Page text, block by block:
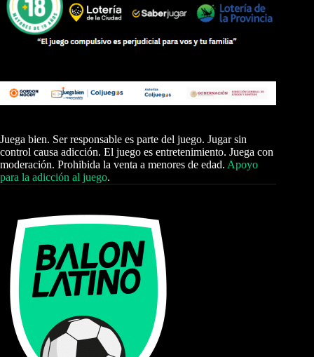
Juega bien. Ser responsable es parte del juego. Jugar sin
control causa adicción. El juego es entretenimiento. Juega con
moderación. Prohibida la venta a menores de edad. Apoyo
para la adicción al juego.